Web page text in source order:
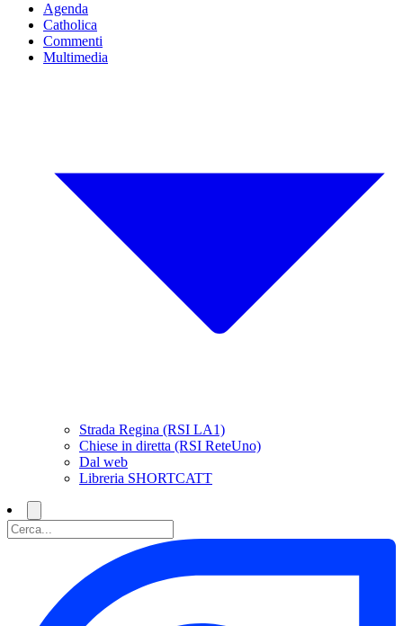
Agenda
Catholica
Commenti
Multimedia
Strada Regina (RSI LA1)
Chiese in diretta (RSI ReteUno)
Dal web
Libreria SHORTCATT